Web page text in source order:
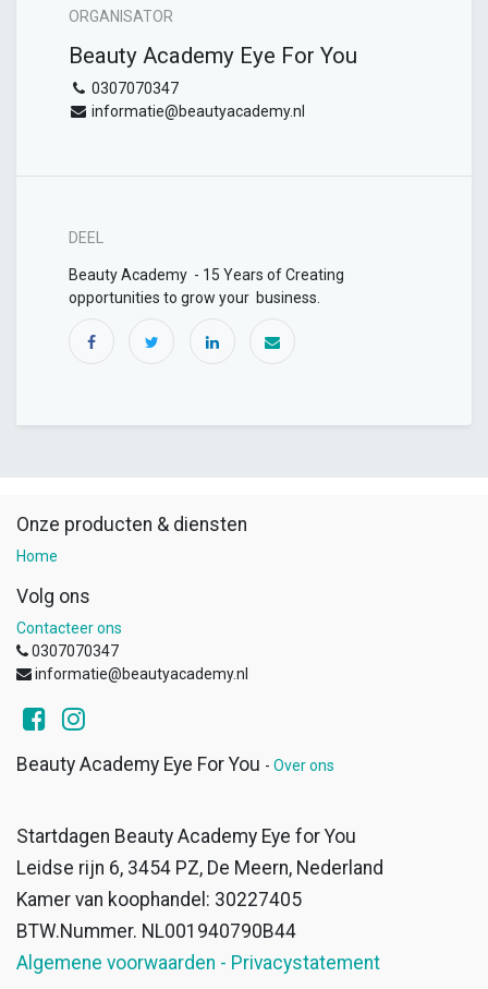
ORGANISATOR
Beauty Academy Eye For You
0307070347
informatie@beautyacademy.nl
DEEL
Beauty Academy - 15 Years of Creating
opportunities to grow your business.
Onze producten & diensten
Home
Volg ons
Contacteer ons
0307070347
informatie@beautyacademy.nl
Beauty Academy Eye For You - Over ons
Startdagen Beauty Academy Eye for You
Leidse rijn 6, 3454 PZ, De Meern, Nederland
Kamer van koophandel: 30227405
BTW.Nummer. NL001940790B44
Algemene voorwaarden - Privacystatement